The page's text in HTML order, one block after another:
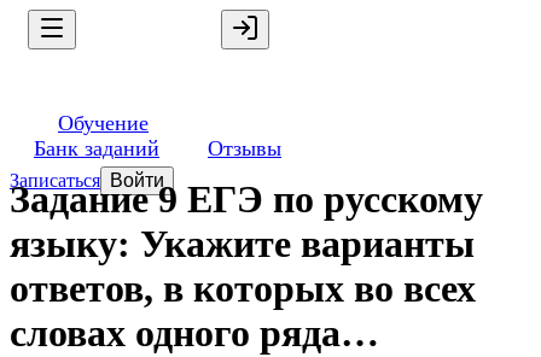
Обучение
Банк заданий
Отзывы
Записаться Войти
Задание 9 ЕГЭ по русскому
языку: Укажите варианты
ответов, в которых во всех
словах одного ряда…